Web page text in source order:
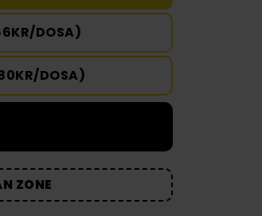
DOSA)
DOSA)
ZONE